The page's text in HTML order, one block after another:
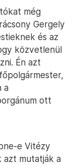
még
Gergely
és az
közvetlenül
Én azt
a
ott
e Vitézy
azt mutatják a